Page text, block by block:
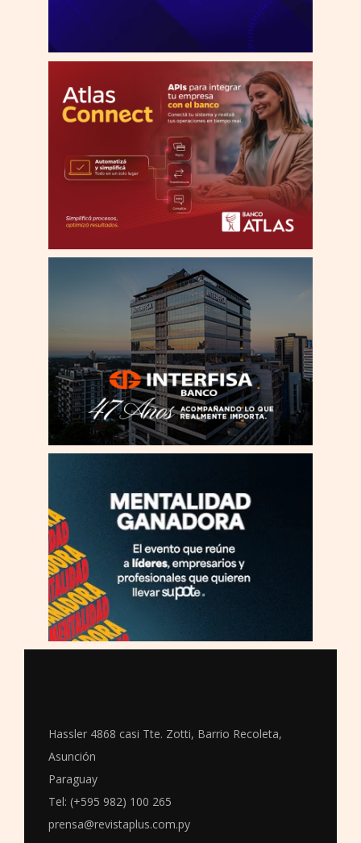
Hassler 4868 casi Tte. Zotti, Barrio Recoleta,
Asunción
Paraguay
Tel: (+595 982) 100 265
prensa@revistaplus.com.py